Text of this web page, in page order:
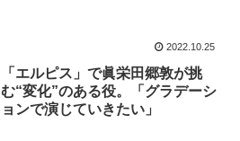
2022.10.25
「エルピス」で眞栄田郷敦が挑
む“変化”のある役。「グラデーシ
ョンで演じていきたい」